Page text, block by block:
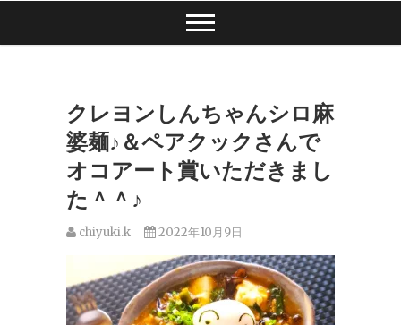
クレヨンしんちゃんシロ麻
婆麺♪＆ペアクックさんで
オコアート賞いただきまし
た＾＾♪
chiyuki.k 2022年10月9日